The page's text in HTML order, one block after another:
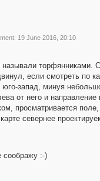
19 June 2016, 20:10
называли торфянниками.
если смотреть по
запад, минуя
от него и направление
просматривается поле,
севернее
соображу :-)